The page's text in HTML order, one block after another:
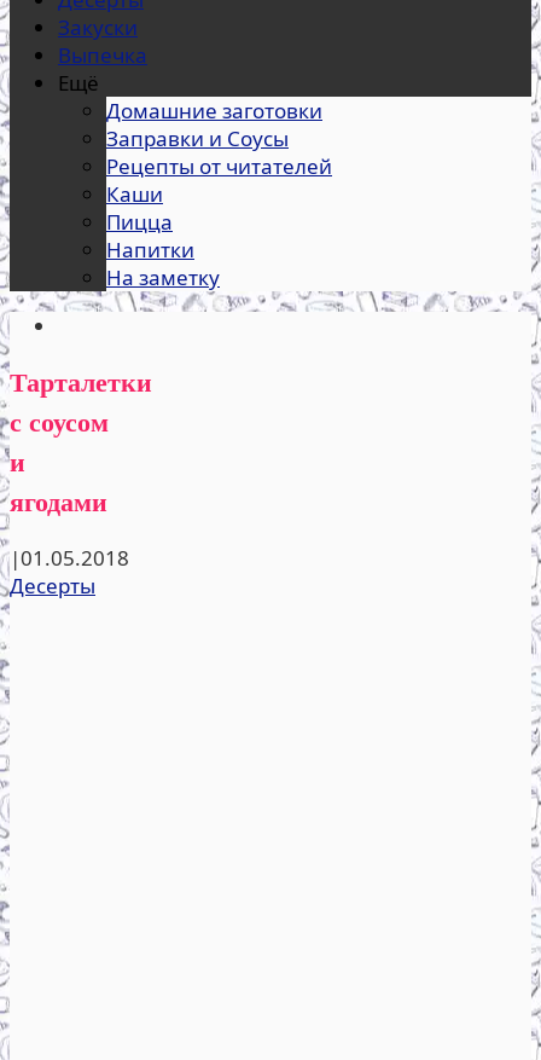
Закуски
Выпечка
Ещё
Домашние заготовки
Заправки и Соусы
Рецепты от читателей
Каши
Пицца
Напитки
На заметку
Тарталетки
с соусом
и
ягодами
|01.05.2018
Десерты